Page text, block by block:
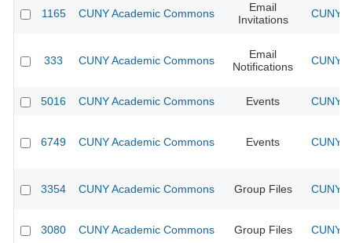
1165 CUNY Academic Commons
Email
Invitations
CUNY
333 CUNY Academic Commons
Email
Notifications
CUNY
5016 CUNY Academic Commons Events CUNY
6749 CUNY Academic Commons Events CUNY
3354 CUNY Academic Commons Group Files CUNY
3080 CUNY Academic Commons Group Files CUNY